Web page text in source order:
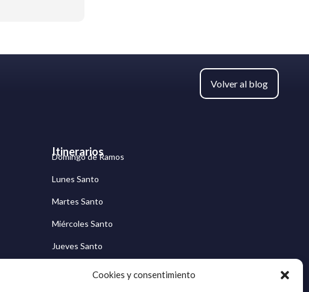
Cookies y consentimiento
Volver al blog
Itinerarios
Domingo de Ramos
Lunes Santo
Martes Santo
Miércoles Santo
Jueves Santo